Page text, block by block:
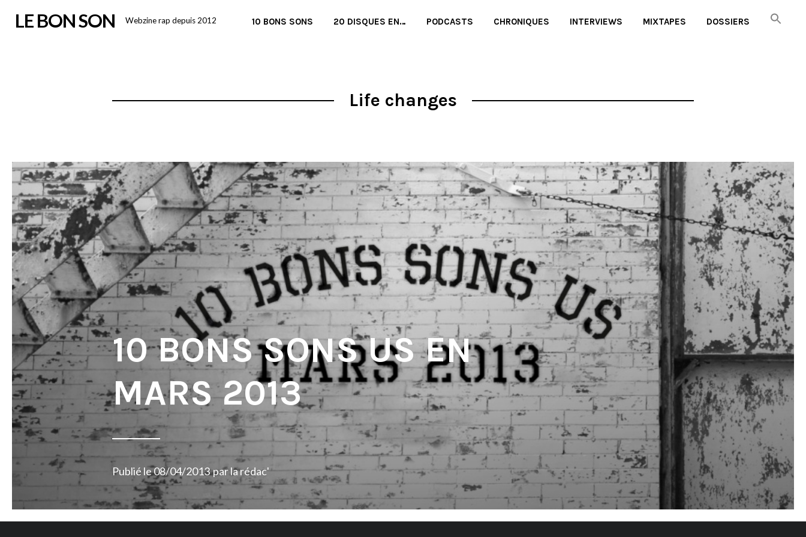
LE BON SON Webzine rap depuis 2012 10 BONS SONS 20 DISQUES EN… PODCASTS CHRONIQUES INTERVIEWS MIXTAPES DOSSIERS
Life changes
10 BONS SONS US EN
MARS 2013
Publié le08/04/2013 parla rédac'